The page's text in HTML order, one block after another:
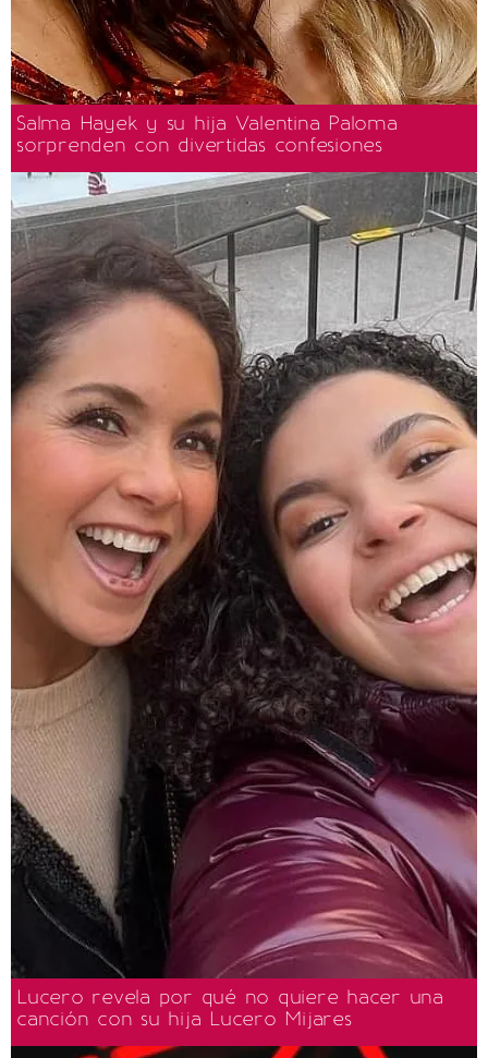
Salma Hayek y su hija Valentina Paloma
sorprenden con divertidas confesiones
Lucero revela por qué no quiere hacer una
canción con su hija Lucero Mijares